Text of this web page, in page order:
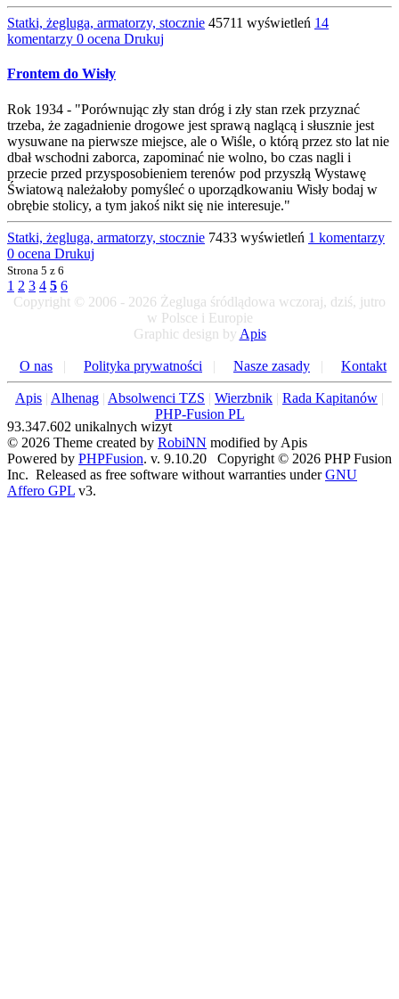
Statki, żegluga, armatorzy, stocznie 45711 wyświetleń 14
komentarzy 0 ocena Drukuj
Frontem do Wisły
Rok 1934 - "Porównując zły stan dróg i zły stan rzek przyznać
trzeba, że zagadnienie drogowe jest sprawą naglącą i słusznie jest
wysuwane na pierwsze miejsce, ale o Wiśle, o którą przez sto lat nie
dbał wschodni zaborca, zapominać nie wolno, bo czas nagli i
przecie przed przysposobieniem terenów pod przyszłą Wystawę
Światową należałoby pomyśleć o uporządkowaniu Wisły bodaj w
obrębie stolicy, a tym jakoś nikt się nie interesuje."
Statki, żegluga, armatorzy, stocznie 7433 wyświetleń 1 komentarzy
0 ocena Drukuj
Strona 5 z 6
1 2 3 4 5 6
Copyright © 2006 - 2026 Żegluga śródlądowa wczoraj, dziś, jutro
w Polsce i Europie
Graphic design by Apis
O nas | Polityka prywatności | Nasze zasady | Kontakt
Apis | Alhenag | Absolwenci TZS | Wierzbnik | Rada Kapitanów |
PHP-Fusion PL
93.347.602 unikalnych wizyt
© 2026 Theme created by RobiNN modified by Apis
Powered by PHPFusion. v. 9.10.20 Copyright © 2026 PHP Fusion
Inc. Released as free software without warranties underGNU
Affero GPL v3.